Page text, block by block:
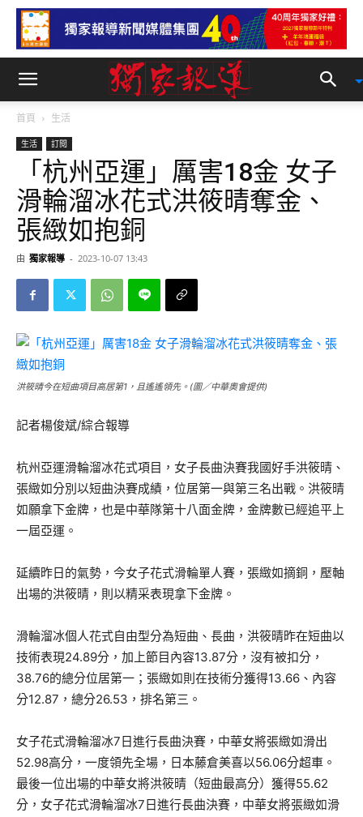
首頁 生活
生活 訂閱
「杭州亞運」厲害18金 女子
滑輪溜冰花式洪筱晴奪金、
張緻如抱銅
由 獨家報導 - 2023-10-07 13:43
洪筱晴今在短曲項目高居第1，且遙遙領先。(圖／中華奧會提供)
記者楊俊斌/綜合報導
杭州亞運滑輪溜冰花式項目，女子長曲決賽我國好手洪筱晴、
張緻如分別以短曲決賽成績，位居第一與第三名出戰。洪筱晴
如願拿下金牌，也是中華隊第十八面金牌，金牌數已經追平上
一屆亞運。
延續昨日的氣勢，今女子花式滑輪單人賽，張緻如摘銅，壓軸
出場的洪筱晴，則以精采表現拿下金牌。
滑輪溜冰個人花式自由型分為短曲、長曲，洪筱晴昨在短曲以
技術表現24.89分，加上節目內容13.87分，沒有被扣分，
38.76的總分位居第一；張緻如則在技術分獲得13.66、內容
分12.87，總分26.53，排名第三。
女子花式滑輪溜冰7日進行長曲決賽，中華女將張緻如滑出
52.98高分，一度領先全場，日本藤倉美喜以56.06分超車。
最後一位出場的中華女將洪筱晴（短曲最高分）獲得55.62
分，女子花式滑輪溜冰7日進行長曲決賽，中華女將張緻如滑